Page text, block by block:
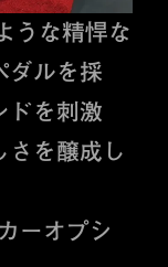
うな精悍な
ダルを採
ドを刺激
さを醸成し
ーオプシ